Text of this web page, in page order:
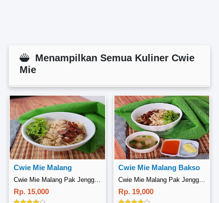
Menampilkan Semua Kuliner Cwie
Mie
Cwie Mie Malang
Cwie Mie Malang Pak Jenggot, Tambun Selatan
Rp. 15,000
Cwie Mie Malang Bakso
Cwie Mie Malang Pak Jenggot, Tambun Selatan
Rp. 19,000